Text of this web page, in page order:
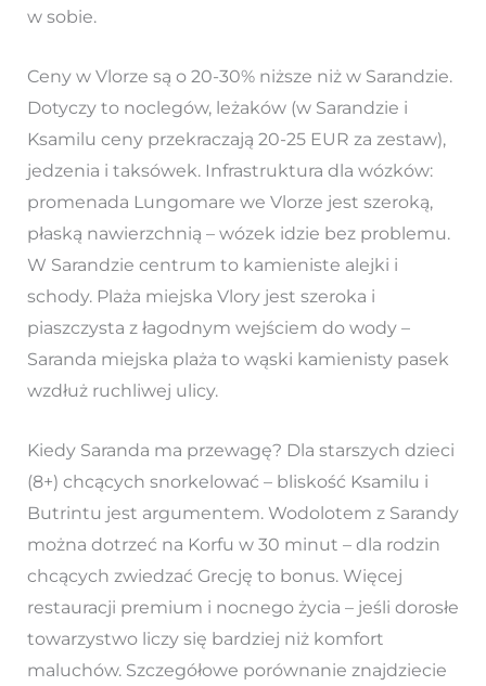
w sobie.
Ceny w Vlorze są o 20-30% niższe niż w Sarandzie.
Dotyczy to noclegów, leżaków (w Sarandzie i
Ksamilu ceny przekraczają 20-25 EUR za zestaw),
jedzenia i taksówek. Infrastruktura dla wózków:
promenada Lungomare we Vlorze jest szeroką,
płaską nawierzchnią – wózek idzie bez problemu.
W Sarandzie centrum to kamieniste alejki i
schody. Plaża miejska Vlory jest szeroka i
piaszczysta z łagodnym wejściem do wody –
Saranda miejska plaża to wąski kamienisty pasek
wzdłuż ruchliwej ulicy.
Kiedy Saranda ma przewagę? Dla starszych dzieci
(8+) chcących snorkelować – bliskość Ksamilu i
Butrintu jest argumentem. Wodolotem z Sarandy
można dotrzeć na Korfu w 30 minut – dla rodzin
chcących zwiedzać Grecję to bonus. Więcej
restauracji premium i nocnego życia – jeśli dorosłe
towarzystwo liczy się bardziej niż komfort
maluchów. Szczegółowe porównanie znajdziecie